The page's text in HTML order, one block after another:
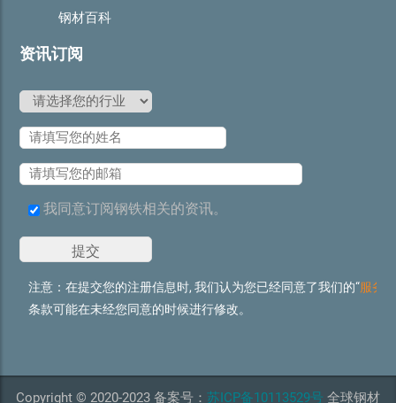
钢材百科
资讯订阅
我同意订阅钢铁相关的资讯。
注意：在提交您的注册信息时, 我们认为您已经同意了我们的“服务
条款可能在未经您同意的时候进行修改。
Copyright © 2020-2023 备案号： 苏ICP备10113529号 全球钢材